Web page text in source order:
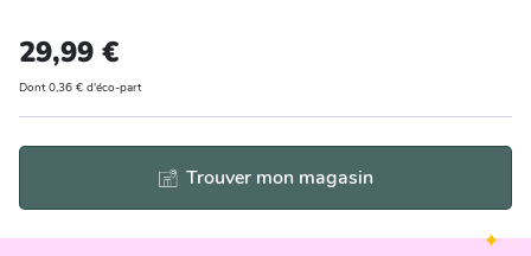
29,99 €
Dont 0,36 € d'éco-part
Trouver mon magasin